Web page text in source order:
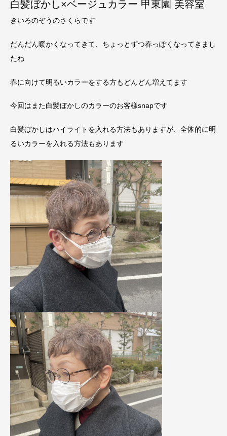
白髪ぼかし×ベージュカラー 甲東園 美容室
きいろのぞうのさくらです
だんだん暖かくなってきて、ちょっとずつ春っぽくなってきまし
たね
春に向けて明るいカラーをする方もどんどん増えてます
今回はまた白髪ぼかしのカラーのお客様snapです
白髪ぼかしはハイライトを入れる方法もありますが、全体的に明
るいカラーを入れる方法もあります